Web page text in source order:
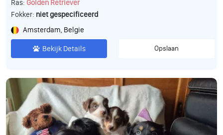
Ras: Golden Retriever
Fokker: niet gespecificeerd
Amsterdam, Belgie
Bekijk Details Opslaan